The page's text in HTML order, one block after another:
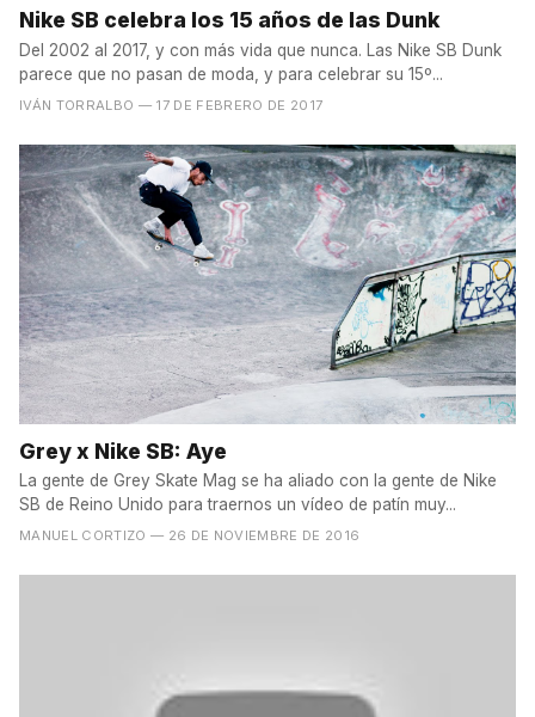
Nike SB celebra los 15 años de las Dunk
Del 2002 al 2017, y con más vida que nunca. Las Nike SB Dunk
parece que no pasan de moda, y para celebrar su 15º...
IVÁN TORRALBO — 17 DE FEBRERO DE 2017
Grey x Nike SB: Aye
La gente de Grey Skate Mag se ha aliado con la gente de Nike
SB de Reino Unido para traernos un vídeo de patín muy...
MANUEL CORTIZO — 26 DE NOVIEMBRE DE 2016